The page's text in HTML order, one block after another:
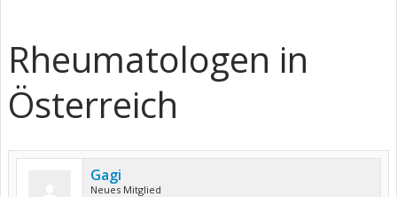
Rheumatologen in
Österreich
Gagi
Neues Mitglied